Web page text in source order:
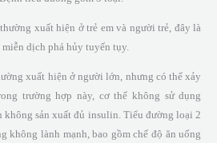
xuất hiện ở trẻ em và người trẻ, đây là
dịch phá hủy tuyến tụy.
xuất hiện ở người lớn, nhưng có thể xảy
trường hợp này, cơ thể không sử dụng
không sản xuất đủ insulin. Tiểu đường loại 2
không lành mạnh, bao gồm chế độ ăn uống